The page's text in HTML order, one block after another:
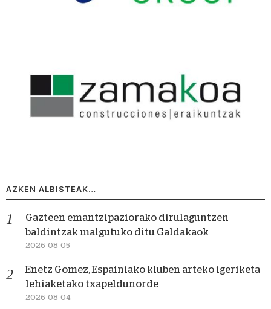
AZKEN ALBISTEAK…
Gazteen emantzipaziorako dirulaguntzen
baldintzak malgutuko ditu Galdakaok
2026-08-05
Enetz Gomez, Espainiako kluben arteko igeriketa
lehiaketako txapeldunorde
2026-08-04